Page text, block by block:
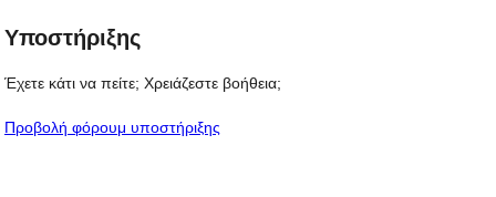
Υποστήριξης
Έχετε κάτι να πείτε; Χρειάζεστε βοήθεια;
Προβολή φόρουμ υποστήριξης